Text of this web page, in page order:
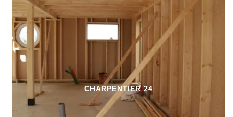
CHARPENTIER 24